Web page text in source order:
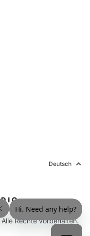
Deutsch
Rechte vorbehalten.